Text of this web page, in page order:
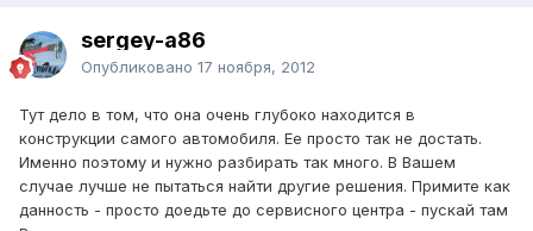
sergey-a86
Опубликовано 17 ноября, 2012
Тут дело в том, что она очень глубоко находится в
конструкции самого автомобиля. Ее просто так не достать.
Именно поэтому и нужно разбирать так много. В Вашем
случае лучше не пытаться найти другие решения. Примите как
данность - просто доедьте до сервисного центра - пускай там